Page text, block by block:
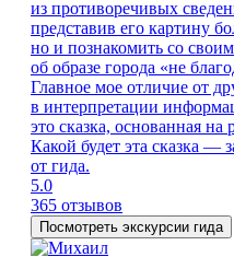
из противоречивых
представив его картину
но и познакомить со
об образе города «не
Главное мое отличие от
в интерпретации
это сказка, основанная на
Какой будет эта сказка —
от гида.
5.0
365 отзывов
Посмотреть экскурсии гида